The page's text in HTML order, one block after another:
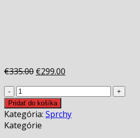
€335.00 Original
€335.00.
€299.00
množstvo
Sprcha
DY
čierna
Pridať do košíka
Kategória: Sprchy
Kategórie